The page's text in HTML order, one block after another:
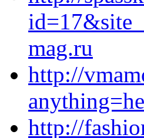
mag.ru
http://
http://